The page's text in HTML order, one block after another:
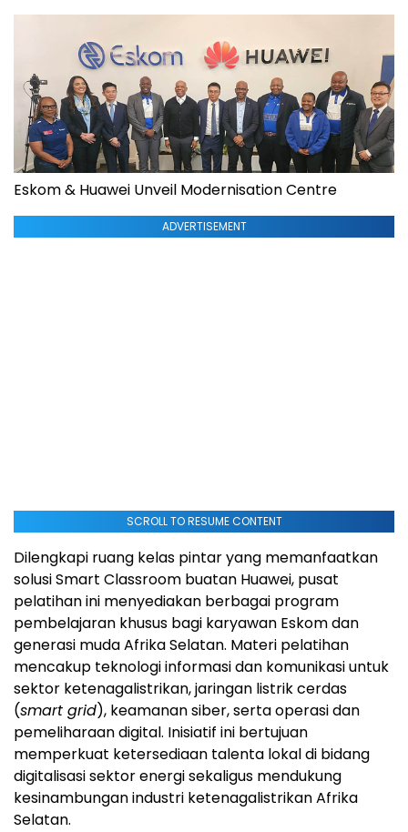
Eskom & Huawei Unveil Modernisation Centre
ADVERTISEMENT
SCROLL TO RESUME CONTENT
Dilengkapi ruang kelas pintar yang memanfaatkan
solusi Smart Classroom buatan Huawei, pusat
pelatihan ini menyediakan berbagai program
pembelajaran khusus bagi karyawan Eskom dan
generasi muda Afrika Selatan. Materi pelatihan
mencakup teknologi informasi dan komunikasi untuk
sektor ketenagalistrikan, jaringan listrik cerdas
(smart grid), keamanan siber, serta operasi dan
pemeliharaan digital. Inisiatif ini bertujuan
memperkuat ketersediaan talenta lokal di bidang
digitalisasi sektor energi sekaligus mendukung
kesinambungan industri ketenagalistrikan Afrika
Selatan.